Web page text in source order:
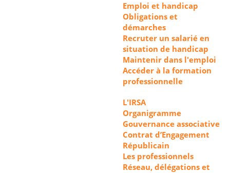
Emploi et handicap
Obligations et
démarches
Recruter un salarié en
situation de handicap
Maintenir dans l'emploi
Accéder à la formation
professionnelle
L'IRSA
Organigramme
Gouvernance associative
Contrat d’Engagement
Républicain
Les professionnels
Réseau, délégations et